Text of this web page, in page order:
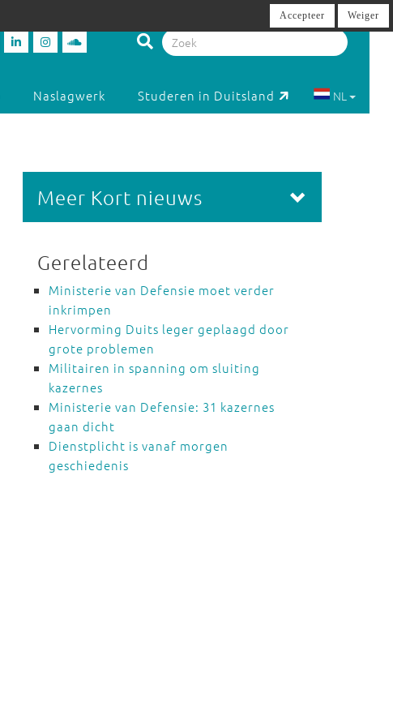
Naslagwerk Studeren in Duitsland NL
Meer Kort nieuws
Gerelateerd
Ministerie van Defensie moet verder
inkrimpen
Hervorming Duits leger geplaagd door
grote problemen
Militairen in spanning om sluiting
kazernes
Ministerie van Defensie: 31 kazernes
gaan dicht
Dienstplicht is vanaf morgen
geschiedenis
Accepteer Weiger